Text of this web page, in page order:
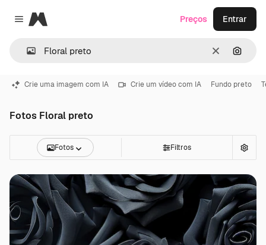
Close menu
Magnific
Limpar
Preços Entrar
Crie uma imagem com IA Crie um vídeo com IA Fundo preto
Fotos Floral preto
Fotos Filtros